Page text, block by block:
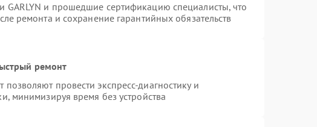
GARLYN и прошедшие сертификацию специалисты, что
ремонта и сохранение гарантийных обязательств
ремонт
провести экспресс-диагностику и
минимизируя время без устройства